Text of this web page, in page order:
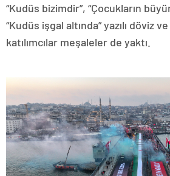
“Kudüs bizimdir”, “Çocukların
“Kudüs işgal altında” yazılı döviz
katılımcılar meşaleler de yaktı.